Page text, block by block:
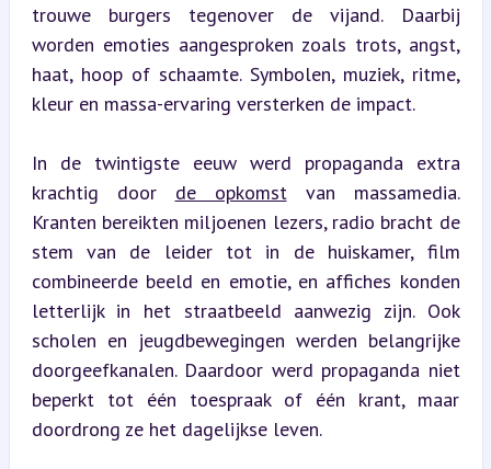
trouwe burgers tegenover de vijand. Daarbij
worden emoties aangesproken zoals trots, angst,
haat, hoop of schaamte. Symbolen, muziek, ritme,
kleur en massa-ervaring versterken de impact.
In de twintigste eeuw werd propaganda extra
krachtig door de opkomst van massamedia.
Kranten bereikten miljoenen lezers, radio bracht de
stem van de leider tot in de huiskamer, film
combineerde beeld en emotie, en affiches konden
letterlijk in het straatbeeld aanwezig zijn. Ook
scholen en jeugdbewegingen werden belangrijke
doorgeefkanalen. Daardoor werd propaganda niet
beperkt tot één toespraak of één krant, maar
doordrong ze het dagelijkse leven.